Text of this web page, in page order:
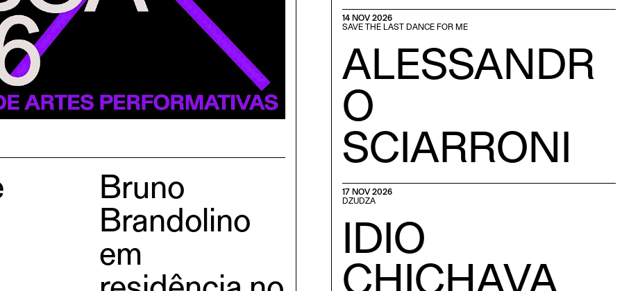
Bruno
Brandolino
em
14 NOV 2026
SAVE THE LAST DANCE FOR ME
ALESSANDR
O
SCIARRONI
17 NOV 2026
DZUDZA
IDIO
CHICHAVA